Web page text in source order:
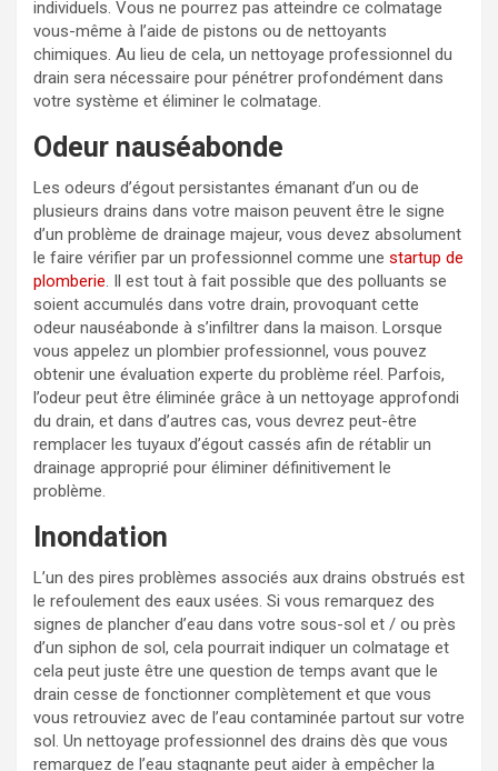
individuels. Vous ne pourrez pas atteindre ce colmatage
vous-même à l’aide de pistons ou de nettoyants
chimiques. Au lieu de cela, un nettoyage professionnel du
drain sera nécessaire pour pénétrer profondément dans
votre système et éliminer le colmatage.
Odeur nauséabonde
Les odeurs d’égout persistantes émanant d’un ou de
plusieurs drains dans votre maison peuvent être le signe
d’un problème de drainage majeur, vous devez absolument
le faire vérifier par un professionnel comme une startup de
plomberie. Il est tout à fait possible que des polluants se
soient accumulés dans votre drain, provoquant cette
odeur nauséabonde à s’infiltrer dans la maison. Lorsque
vous appelez un plombier professionnel, vous pouvez
obtenir une évaluation experte du problème réel. Parfois,
l’odeur peut être éliminée grâce à un nettoyage approfondi
du drain, et dans d’autres cas, vous devrez peut-être
remplacer les tuyaux d’égout cassés afin de rétablir un
drainage approprié pour éliminer définitivement le
problème.
Inondation
L’un des pires problèmes associés aux drains obstrués est
le refoulement des eaux usées. Si vous remarquez des
signes de plancher d’eau dans votre sous-sol et / ou près
d’un siphon de sol, cela pourrait indiquer un colmatage et
cela peut juste être une question de temps avant que le
drain cesse de fonctionner complètement et que vous
vous retrouviez avec de l’eau contaminée partout sur votre
sol. Un nettoyage professionnel des drains dès que vous
remarquez de l’eau stagnante peut aider à empêcher la